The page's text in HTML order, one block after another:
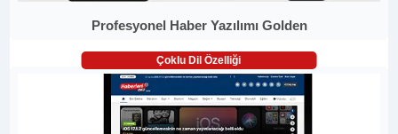
Profesyonel Haber Yazılımı Golden
Çoklu Dil Özelliği